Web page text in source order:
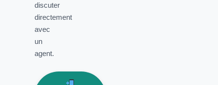
discuter
directement
avec
un
agent.